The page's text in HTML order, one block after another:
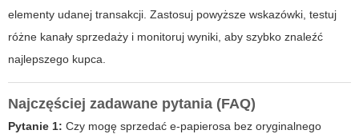
elementy udanej transakcji. Zastosuj powyższe wskazówki, testuj
różne kanały sprzedaży i monitoruj wyniki, aby szybko znaleźć
najlepszego kupca.
Najczęściej zadawane pytania (FAQ)
Pytanie 1: Czy mogę sprzedać e-papierosa bez oryginalnego